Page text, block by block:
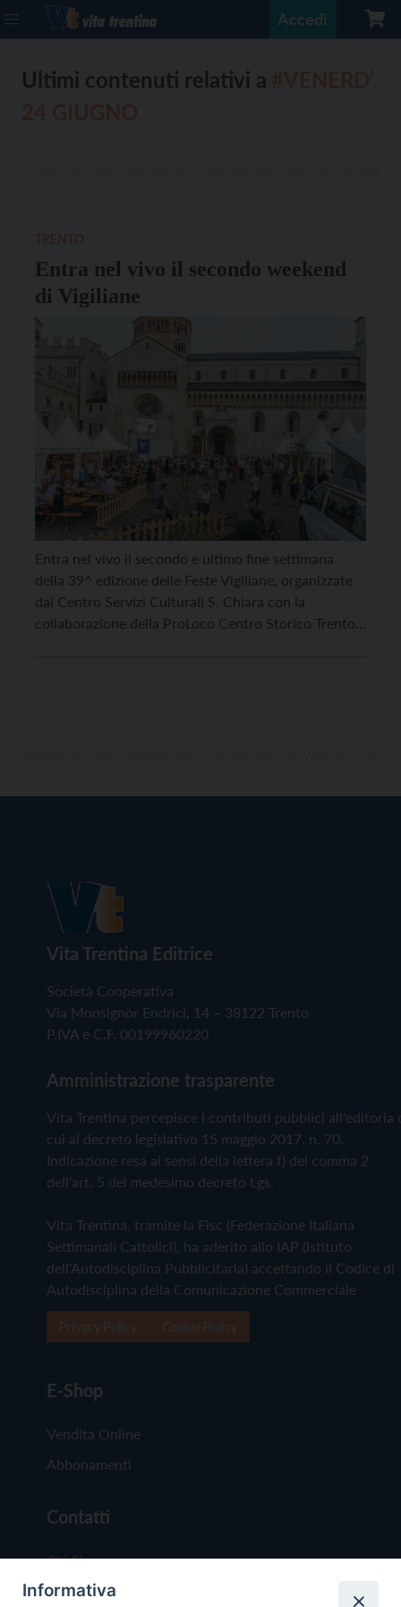
Accedi
Ultimi contenuti relativi a
Entra nel vivo il secondo weekend
di Vigiliane
Entra nel vivo il secondo e ultimo fine settimana
della 39^ edizione delle Feste Vigiliane, organizzate
dal Centro Servizi Culturali S. Chiara con la
collaborazione della ProLoco Centro Storico Trento,
Vita Trentina Editrice
Società Cooperativa
Via Monsignor Endrici, 14 – 38122 Trento
P.IVA e C.F. 00199960220
Amministrazione trasparente
Vita Trentina percepisce i contributi pubblici all'editoria
cui al decreto legislativo 15 maggio 2017, n. 70.
Indicazione resa ai sensi della lettera f) del comma 2
dell'art. 5 del medesimo decreto Lgs.
Vita Trentina, tramite la Fisc (Federazione Italiana
Settimanali Cattolici), ha aderito allo IAP (Istituto
dell'Autodisciplina Pubblicitaria) accettando il Codice di
Autodisciplina della Comunicazione Commerciale
E-Shop
Vendita Online
Abbonamenti
Contatti
Chi Siamo
Redazione
Informativa